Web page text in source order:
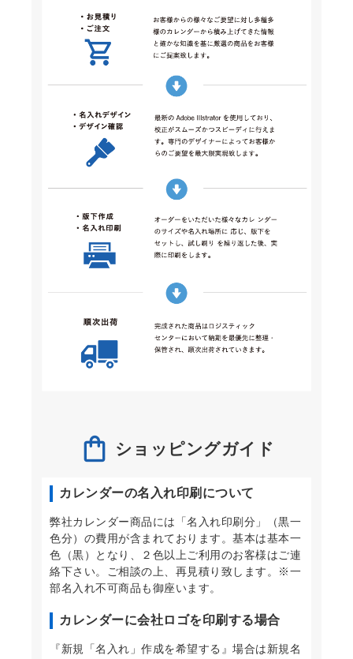
ショッピングガイド
カレンダーの名入れ印刷について
弊社カレンダー商品には「名入れ印刷分」（黒一
色分）の費用が含まれております。基本は基本一
色（黒）となり、２色以上ご利用のお客様はご連
絡下さい。ご相談の上、再見積り致します。※一
部名入れ不可商品も御座います。
カレンダーに会社ロゴを印刷する場合
『新規「名入れ」作成を希望する』場合は新規名